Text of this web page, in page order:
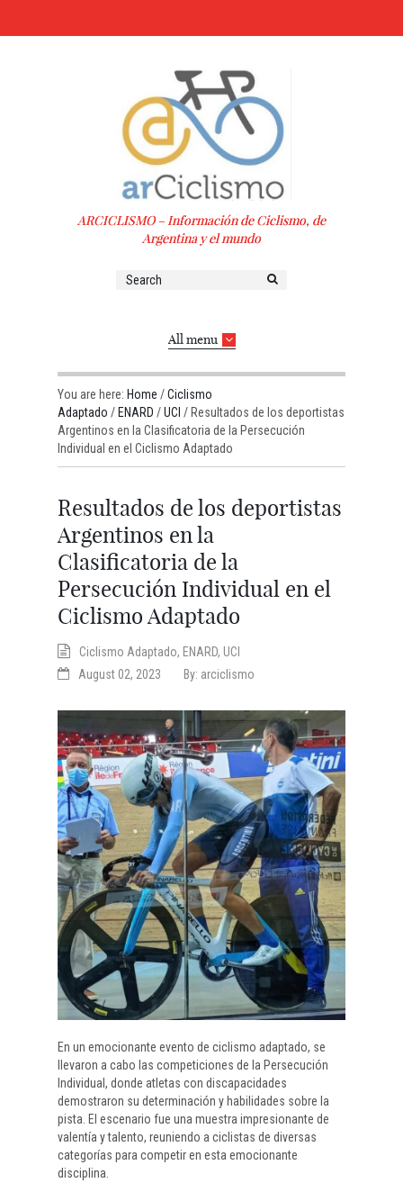
ARCICLISMO – Información de Ciclismo, de
Argentina y el mundo
All menu
You are here: Home /Ciclismo
Adaptado / ENARD /UCI / Resultados de los deportistas
Argentinos en la Clasificatoria de la Persecución
Individual en el Ciclismo Adaptado
Resultados de los deportistas
Argentinos en la
Clasificatoria de la
Persecución Individual en el
Ciclismo Adaptado
Ciclismo Adaptado, ENARD, UCI
August 02, 2023
By: arciclismo
En un emocionante evento de ciclismo adaptado, se
llevaron a cabo las competiciones de la Persecución
Individual, donde atletas con discapacidades
demostraron su determinación y habilidades sobre la
pista. El escenario fue una muestra impresionante de
valentía y talento, reuniendo a ciclistas de diversas
categorías para competir en esta emocionante
disciplina.